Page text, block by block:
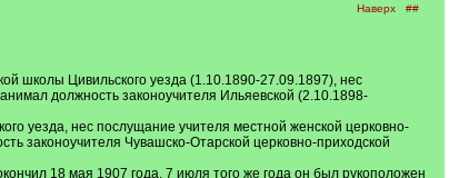
Наверх ##
школы Цивильского уезда (1.10.1890-27.09.1897), нес
должность законоучителя Ильяевской (2.10.1898-
уезда, нес послущание учителя местной женской церковно-
законоучителя Чувашско-Отарской церковно-приходской
18 мая 1907 года. 7 июля того же года он был рукоположен